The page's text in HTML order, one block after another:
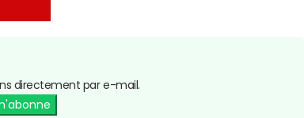
directement par e-mail.